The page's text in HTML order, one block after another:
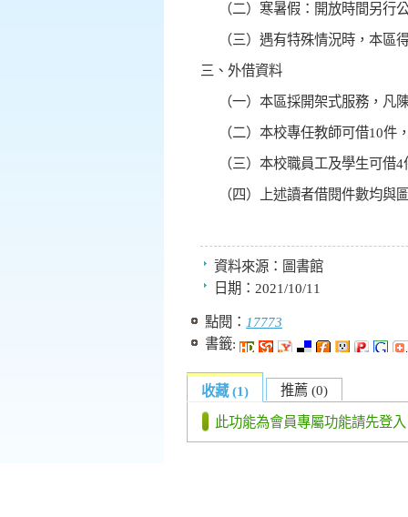
（二）寒暑假：開放時間另行
（三）遇有特殊情況時，本區
三、外借資料
（一）本區採開架式服務，凡
（二）本校專任教師可借10件
（三）本校職員工及學生可借4
（四）上述讀者借閱件數均與
資料來源： 圖書館
日期： 2021/10/11
點閱： 17773
書籤:
收藏 (1) 推薦 (0)
此功能為會員專屬功能請先登入